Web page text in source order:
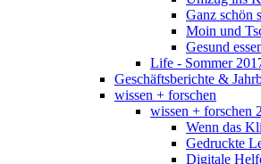
Ganz schön
Moin und
Gesund
Life - Sommer
Geschäftsberichte &
wissen + forschen
wissen + forschen
Wenn das
Gedruckte
Digitale